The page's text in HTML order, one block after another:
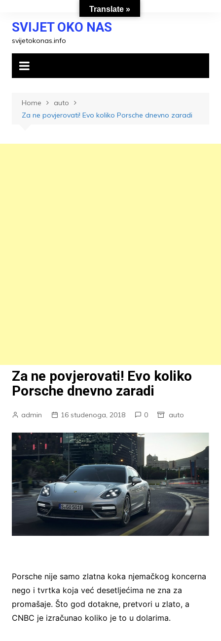
contentSVIJET OKO NAS
svijetokonas.info
Home
auto
Za ne povjerovati! Evo koliko Porsche dnevno zaradi
Za ne povjerovati! Evo koliko
Porsche dnevno zaradi
admin 16 studenoga, 2018 0 auto
Porsche nije samo zlatna koka njemačkog koncerna
nego i tvrtka koja već desetljećima ne zna za
promašaje. Što god dotakne, pretvori u zlato, a
CNBC je izračunao koliko je to u dolarima.
Translate »